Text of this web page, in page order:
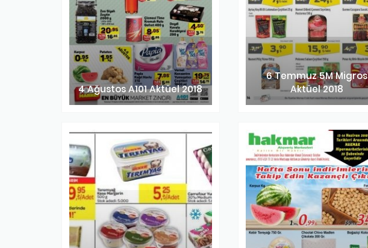
4 Ağustos A101 Aktüel 2018
6 Temmuz 5M Migros
Aktüel 2018